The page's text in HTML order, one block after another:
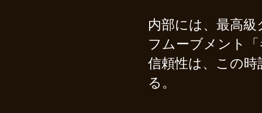
内部には、最高
フムーブメント
信頼性は、この
る。